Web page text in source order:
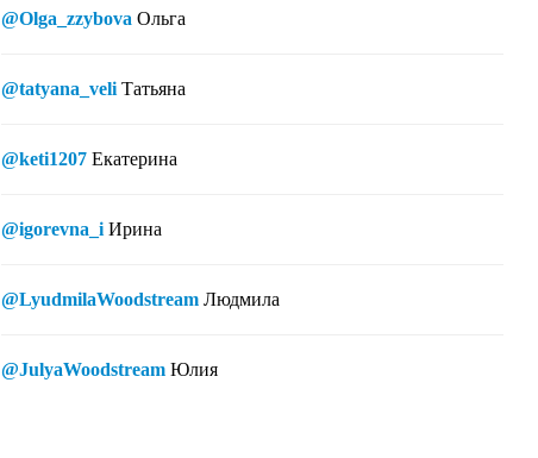
@Olga_zzybova Ольга
@tatyana_veli Татьяна
@keti1207 Екатерина
@igorevna_i Ирина
@LyudmilaWoodstream Людмила
@JulyaWoodstream Юлия